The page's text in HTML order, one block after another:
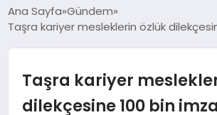
DÜNYA
EĞITIM
EKONOMI
Ana Sayfa Gündem
Taşra kariyer mesleklerin özlük
Taşra kariyer
dilekçesine 100 bin imza